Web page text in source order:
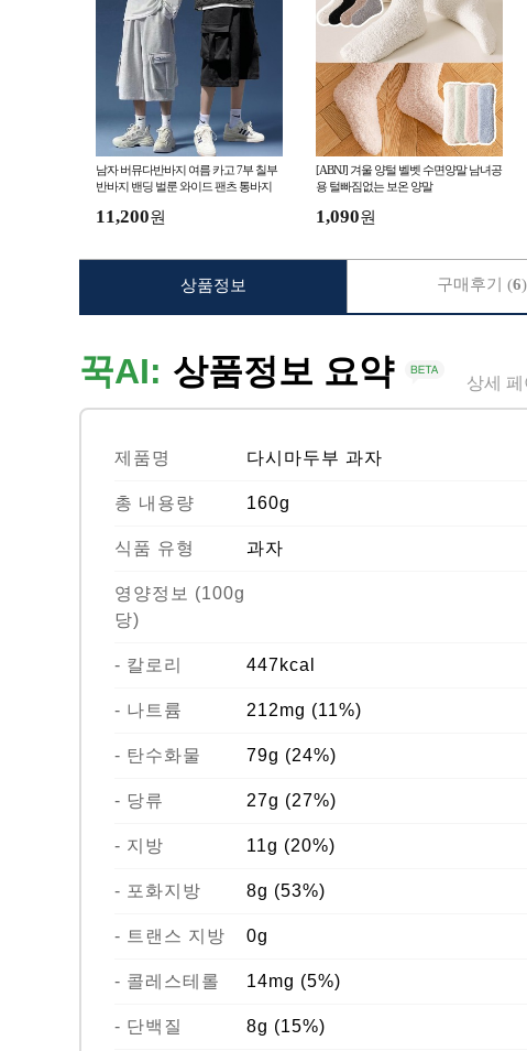
남자 버뮤다반바지 여름 카고 7부 칠부
반바지 밴딩 벌룬 와이드 팬츠 통바지
11,200원
[ABNJ] 겨울 양털 벨벳 수면양말 남녀공
용 털빠짐없는 보온 양말
1,090원
꾹AI: 상품정보 요약 상세
제품명 다시마두부 과자
총 내용량 160g
식품 유형 과자
영양정보 (100g
당)
- 칼로리 447kcal
- 나트륨 212mg (11%)
- 탄수화물 79g (24%)
- 당류 27g (27%)
- 지방 11g (20%)
- 포화지방 8g (53%)
- 트랜스 지방 0g
- 콜레스테롤 14mg (5%)
- 단백질 8g (15%)
상품정보 구매후기 (6)